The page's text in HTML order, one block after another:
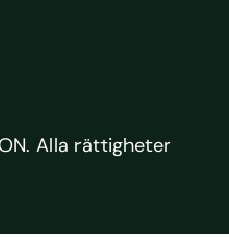
Alla rättigheter